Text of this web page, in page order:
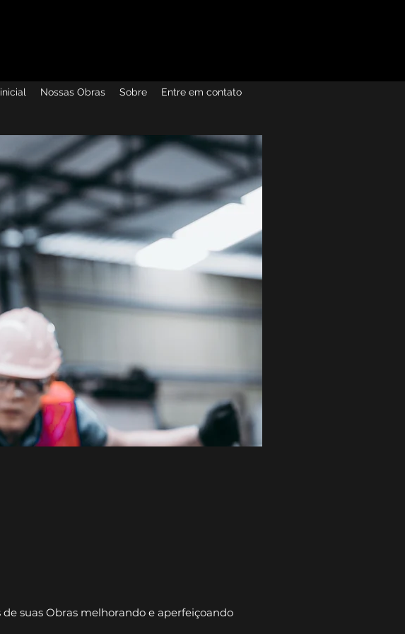
Nossas Obras Sobre Entre em contato
suas Obras melhorando e aperfeiçoando